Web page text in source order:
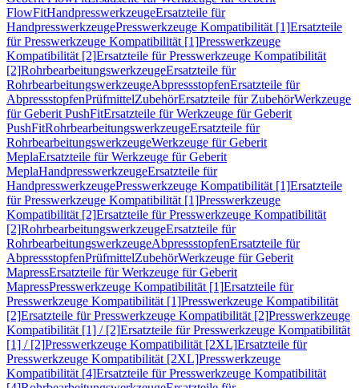
FlowFitHandpresswerkzeugeErsatzteile für
HandpresswerkzeugePresswerkzeuge Kompatibilität [1]Ersatzteile
für Presswerkzeuge Kompatibilität [1]Presswerkzeuge
Kompatibilität [2]Ersatzteile für Presswerkzeuge Kompatibilität
[2]RohrbearbeitungswerkzeugeErsatzteile für
RohrbearbeitungswerkzeugeAbpressstopfenErsatzteile für
AbpressstopfenPrüfmittelZubehörErsatzteile für ZubehörWerkzeuge
für Geberit PushFitErsatzteile für Werkzeuge für Geberit
PushFitRohrbearbeitungswerkzeugeErsatzteile für
RohrbearbeitungswerkzeugeWerkzeuge für Geberit
MeplaErsatzteile für Werkzeuge für Geberit
MeplaHandpresswerkzeugeErsatzteile für
HandpresswerkzeugePresswerkzeuge Kompatibilität [1]Ersatzteile
für Presswerkzeuge Kompatibilität [1]Presswerkzeuge
Kompatibilität [2]Ersatzteile für Presswerkzeuge Kompatibilität
[2]RohrbearbeitungswerkzeugeErsatzteile für
RohrbearbeitungswerkzeugeAbpressstopfenErsatzteile für
AbpressstopfenPrüfmittelZubehörWerkzeuge für Geberit
MapressErsatzteile für Werkzeuge für Geberit
MapressPresswerkzeuge Kompatibilität [1]Ersatzteile für
Presswerkzeuge Kompatibilität [1]Presswerkzeuge Kompatibilität
[2]Ersatzteile für Presswerkzeuge Kompatibilität [2]Presswerkzeuge
Kompatibilität [1] / [2]Ersatzteile für Presswerkzeuge Kompatibilität
[1] / [2]Presswerkzeuge Kompatibilität [2XL]Ersatzteile für
Presswerkzeuge Kompatibilität [2XL]Presswerkzeuge
Kompatibilität [4]Ersatzteile für Presswerkzeuge Kompatibilität